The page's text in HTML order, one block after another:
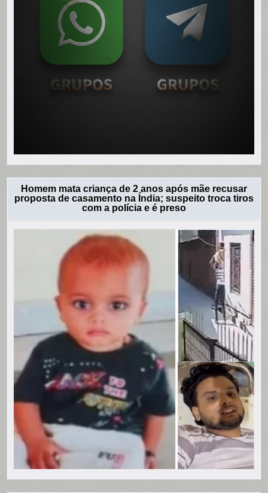
Homem mata criança de 2 anos após mãe recusar
proposta de casamento na Índia; suspeito troca tiros
com a polícia e é preso